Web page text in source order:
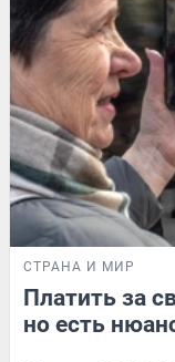
СТРАНА И МИР
Платить за
но есть